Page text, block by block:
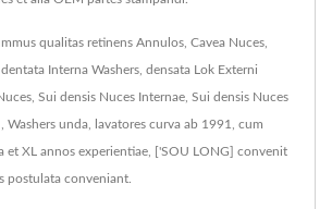
qualitas retinens Annulos, Cavea Nuces,
Interna Washers, densata Lok Externi
Sui densis Nuces Internae, Sui densis Nuces
Washers unda, lavatores curva ab 1991, cum
et XL annos experientiae, ['SOU LONG] convenit
postulata conveniant.